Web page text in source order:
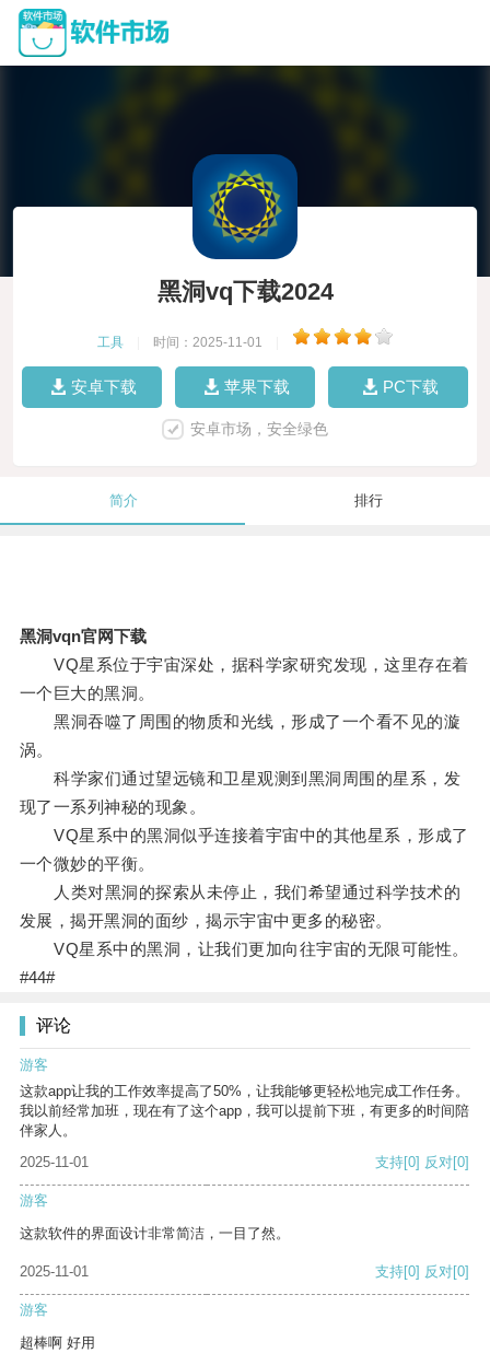
黑洞vq下载2024
工具 时间：2025-11-01
安卓下载 苹果下载 PC下载
安卓市场，安全绿色
简介 排行
黑洞vqn官网下载
VQ星系位于宇宙深处，据科学家研究发现，这里存在着
一个巨大的黑洞。
黑洞吞噬了周围的物质和光线，形成了一个看不见的漩
涡。
科学家们通过望远镜和卫星观测到黑洞周围的星系，发
现了一系列神秘的现象。
VQ星系中的黑洞似乎连接着宇宙中的其他星系，形成了
一个微妙的平衡。
人类对黑洞的探索从未停止，我们希望通过科学技术的
发展，揭开黑洞的面纱，揭示宇宙中更多的秘密。
VQ星系中的黑洞，让我们更加向往宇宙的无限可能性。
#44#
评论
游客
这款app让我的工作效率提高了50%，让我能够更轻松地完成工作任务。
我以前经常加班，现在有了这个app，我可以提前下班，有更多的时间陪
伴家人。
2025-11-01
支持[0] 反对[0]
游客
这款软件的界面设计非常简洁，一目了然。
2025-11-01 支持[0] 反对[0]
游客
超棒啊 好用